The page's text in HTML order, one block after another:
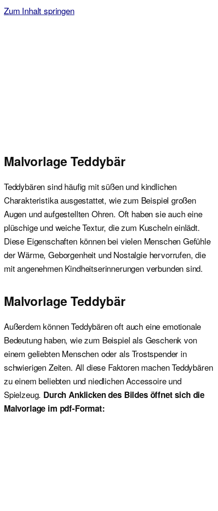
Zum Inhalt springen
Malvorlage Teddybär
Teddybären sind häufig mit süßen und kindlichen
Charakteristika ausgestattet, wie zum Beispiel großen
Augen und aufgestellten Ohren. Oft haben sie auch eine
plüschige und weiche Textur, die zum Kuscheln einlädt.
Diese Eigenschaften können bei vielen Menschen Gefühle
der Wärme, Geborgenheit und Nostalgie hervorrufen, die
mit angenehmen Kindheitserinnerungen verbunden sind.
Malvorlage Teddybär
Außerdem können Teddybären oft auch eine emotionale
Bedeutung haben, wie zum Beispiel als Geschenk von
einem geliebten Menschen oder als Trostspender in
schwierigen Zeiten. All diese Faktoren machen Teddybären
zu einem beliebten und niedlichen Accessoire und
Spielzeug. Durch Anklicken des Bildes öffnet sich die
Malvorlage im pdf-Format: